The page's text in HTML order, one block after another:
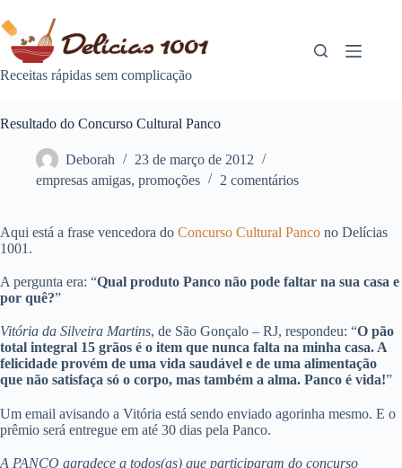
para
conteúdo
Receitas rápidas sem complicação
Resultado do Concurso Cultural Panco
Deborah
23 de março de 2012
empresas amigas, promoções 2 comentários
Aqui está a frase vencedora do Concurso Cultural Panco no Delícias
1001.
A pergunta era: “Qual produto Panco não pode faltar na sua casa e
por quê?”
Vitória da Silveira Martins, de São Gonçalo – RJ, respondeu: “O pão
total integral 15 grãos é o item que nunca falta na minha casa. A
felicidade provém de uma vida saudável e de uma alimentação
que não satisfaça só o corpo, mas também a alma. Panco é vida!”
Um email avisando a Vitória está sendo enviado agorinha mesmo. E o
prêmio será entregue em até 30 dias pela Panco.
A PANCO agradece a todos(as) que participaram do concurso